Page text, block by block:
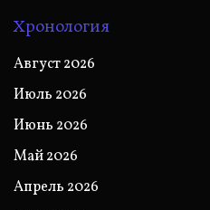
Хронология
Август 2026
Июль 2026
Июнь 2026
Май 2026
Апрель 2026